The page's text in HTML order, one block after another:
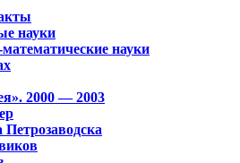
науки
науки
2000 — 2003